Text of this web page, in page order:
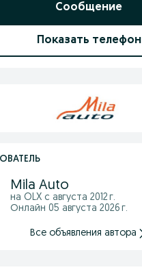
Сообщение
Показать телефон
Mila Auto
на OLX с августа 2012 г.
Онлайн 05 августа 2026 г.
Все объявления автора